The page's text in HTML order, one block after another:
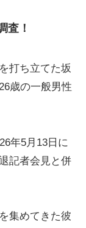
査！
打ち立てた坂
歳の一般男性
年5月13日に
記者会見と併
集めてきた彼